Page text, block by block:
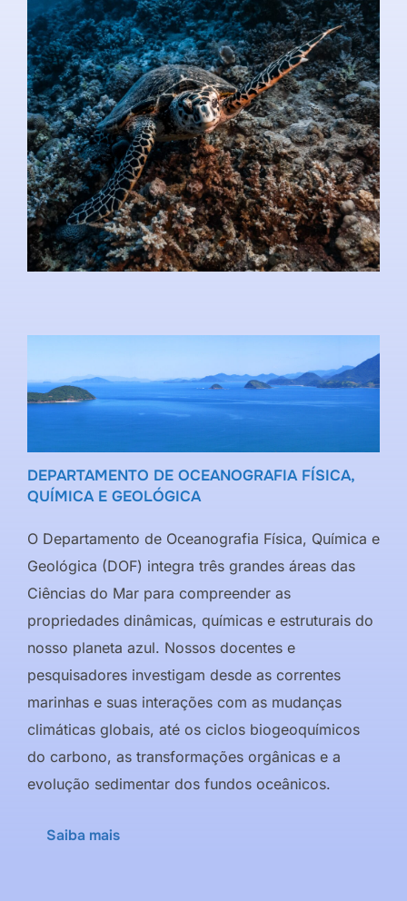
DEPARTAMENTO DE OCEANOGRAFIA FÍSICA,
QUÍMICA E GEOLÓGICA
O Departamento de Oceanografia Física, Química e
Geológica (DOF) integra três grandes áreas das
Ciências do Mar para compreender as
propriedades dinâmicas, químicas e estruturais do
nosso planeta azul. Nossos docentes e
pesquisadores investigam desde as correntes
marinhas e suas interações com as mudanças
climáticas globais, até os ciclos biogeoquímicos
do carbono, as transformações orgânicas e a
evolução sedimentar dos fundos oceânicos.
Saiba mais